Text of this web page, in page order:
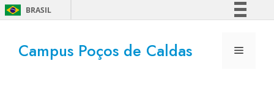
BRASIL
Comunica BR
Campus Poços de Caldas